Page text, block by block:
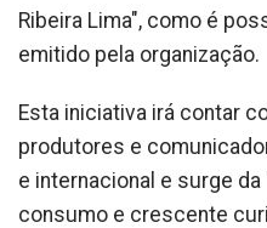
Ribeira Lima", como é
emitido pela organização.
Esta iniciativa irá contar
produtores e
e internacional e surge
consumo e crescente